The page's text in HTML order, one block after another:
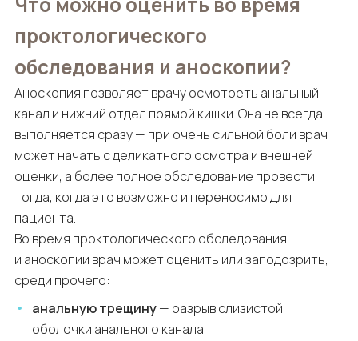
проктологического
обследования и аноскопии?
Аноскопия позволяет врачу осмотреть анальный
канал и нижний отдел прямой кишки. Она не всегда
выполняется сразу — при очень сильной боли врач
может начать с деликатного осмотра и внешней
оценки, а более полное обследование провести
тогда, когда это возможно и переносимо для
пациента.
Во время проктологического обследования
и аноскопии врач может оценить или заподозрить,
среди прочего:
анальную трещину— разрыв слизистой
оболочки анального канала,